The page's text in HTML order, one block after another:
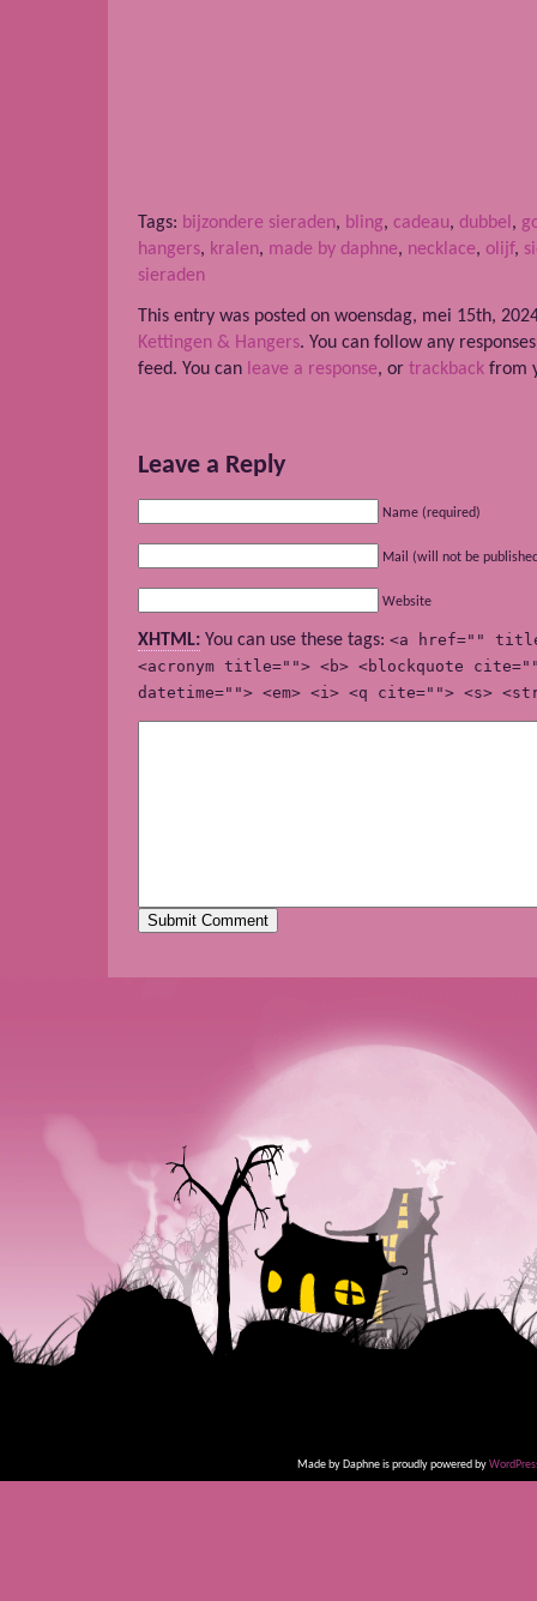
Tags: bijzondere sieraden, bling, cadeau, dubbel ,
hangers, kralen, made by daphne, necklace, olijf,
sieraden
This entry was posted on woensdag, mei 15th,
Kettingen & Hangers. You can follow any
feed. You can leave a response, or trackback from
Leave a Reply
Name (required)
Mail (will not be
Website
XHTML: You can use these tags: <a href=""
<acronym title=""> <b> <blockquote
datetime=""> <em> <i> <q cite=""> <s>
Made by Daphne is proudly powered by